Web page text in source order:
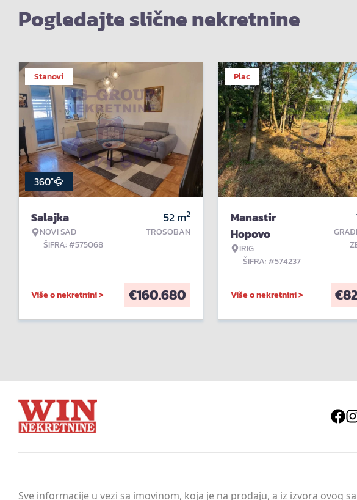
Pogledajte slične nekretnine
Stanovi
360°
Salajka
NOVI SAD
ŠIFRA: #575068
52m2
TROSOBAN
Više o nekretnini > €160.680
Plac
Manastir
Hopovo
IRIG
ŠIFRA: #574237
Više o nekretnini > €
Sve informacije u vezi sa imovinom, koja je na prodaju, a iz izvora